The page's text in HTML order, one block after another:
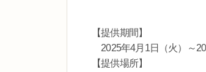
【提供期間】
2025年4月1日（火）～
【提供場所】